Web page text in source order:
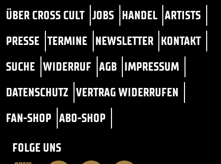
ÜBER CROSS CULT JOBS HANDEL ARTISTS
PRESSE TERMINE NEWSLETTER KONTAKT
SUCHE WIDERRUF AGB IMPRESSUM
DATENSCHUTZ VERTRAG WIDERRUFEN
FAN-SHOP ABO-SHOP
FOLGE UNS